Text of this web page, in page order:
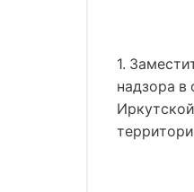
1.
надзора в